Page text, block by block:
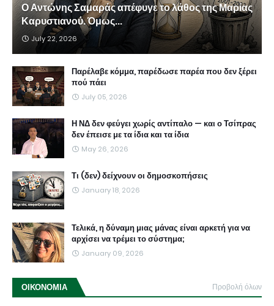
Ο Αντώνης Σαμαράς απέφυγε το λάθος της Μαρίας
Καρυστιανού. Όμως...
July 22, 2026
Παρέλαβε κόμμα, παρέδωσε παρέα που δεν ξέρει
πού πάει
July 05, 2026
Η ΝΔ δεν φεύγει χωρίς αντίπαλο — και ο Τσίπρας
δεν έπεισε με τα ίδια και τα ίδια
May 26, 2026
Τι (δεν) δείχνουν οι δημοσκοπήσεις
January 18, 2026
Τελικά, η δύναμη μιας μάνας είναι αρκετή για να
αρχίσει να τρέμει το σύστημα;
January 09, 2026
ΟΙΚΟΝΟΜΙΑ Προβολή όλων